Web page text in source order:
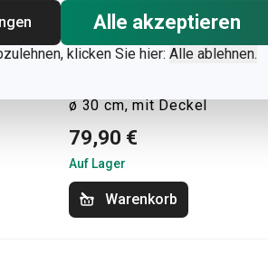
Alle akzeptieren
klicken Sie hier: Alle ablehnen.
Versandkostenfrei
ø 30 cm, mit Deckel
79,90 €
Auf Lager
Warenkorb